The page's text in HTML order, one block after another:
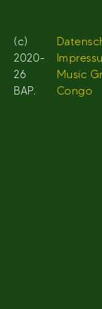
(c)
2020-
26
BAP.
Music
Congo